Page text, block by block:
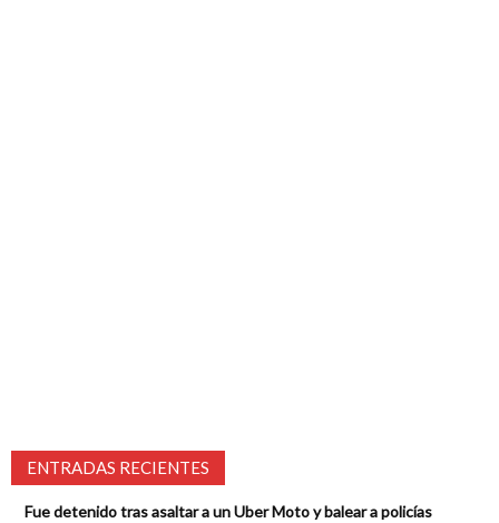
ENTRADAS RECIENTES
Fue detenido tras asaltar a un Uber Moto y balear a policías